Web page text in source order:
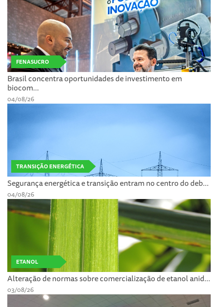
FENASUCRO
Brasil concentra oportunidades de investimento em
biocom...
04/08/26
TRANSIÇÃO ENERGÉTICA
Segurança energética e transição entram no centro do deb...
04/08/26
ETANOL
Alteração de normas sobre comercialização de etanol anid...
03/08/26